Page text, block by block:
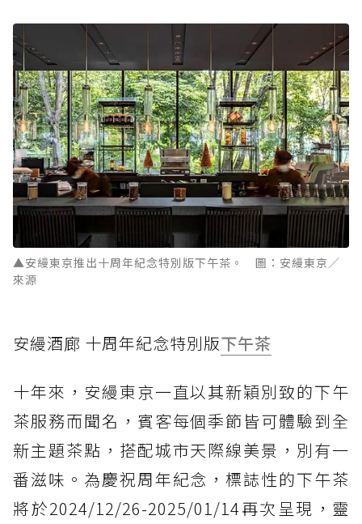
▲安縵東京推出十周年紀念特別版下午茶。 圖：安縵東京／
來源
安縵酒廊 十周年紀念特別版下午茶
十年來，安縵東京一直以其新穎別致的下午
茶服務而聞名，賓客每個季節皆可體驗到全
新主題茶點，搭配城市天際線美景，別有一
番滋味。為慶祝周年紀念，標誌性的下午茶
將於2024/12/26-2025/01/14再次呈現，靈